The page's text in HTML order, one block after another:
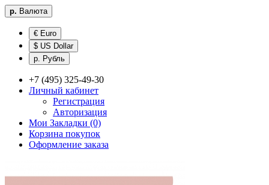
р. Валюта
€ Euro
$ US Dollar
р. Рубль
+7 (495) 325-49-30
Личный кабинет
Регистрация
Авторизация
Мои Закладки (0)
Корзина покупок
Оформление заказа